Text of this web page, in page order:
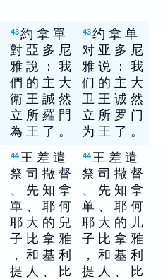
43約 拿 單
對 亞 多 尼
雅 說 ： 我
們 的 主 大
衛 王 誠 然
立 所 羅 門
為 王 了 。
43约 拿 单
对 亚 多 尼
雅 说 ： 我
们 的 主 大
卫 王 诚 然
立 所 罗 门
为 王 了 。
44王 差 遣
祭 司 撒 督
、 先 知 拿
單 、 耶 何
耶 大 的 兒
子 比 拿 雅
， 和 基 利
提 人 、 比
44王 差 遣
祭 司 撒 督
、 先 知 拿
单 、 耶 何
耶 大 的 儿
子 比 拿 雅
， 和 基 利
提 人 、 比